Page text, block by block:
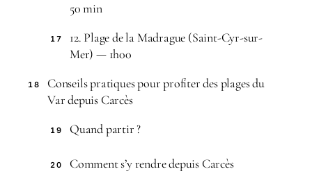
50 min
17
12. Plage de la Madrague (Saint-Cyr-sur-
Mer) — 1h00
18
Conseils pratiques pour profiter des plages du
Var depuis Carcès
19 Quand partir ?
20 Comment s’y rendre depuis Carcès